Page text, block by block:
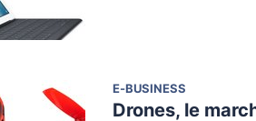
E-BUSINESS
Drones, le